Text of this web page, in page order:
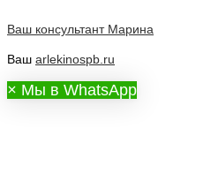
Ваш консультант Марина
Ваш arlekinospb.ru
× Мы в WhatsApp